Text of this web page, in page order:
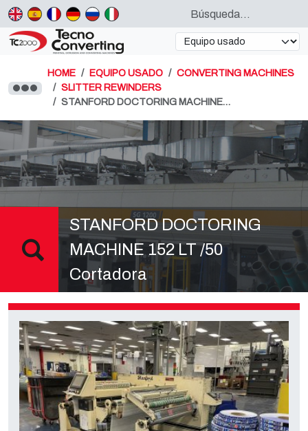
HOME EQUIPO USADO
CONVERTING MACHINES
SLITTER REWINDERS
STANFORD DOCTORING MACHINE…
STANFORD DOCTORING
MACHINE 152 LT /50
Cortadora